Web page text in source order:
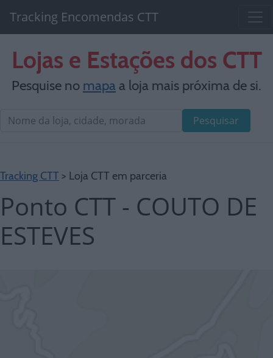
Tracking Encomendas CTT
Lojas e Estações dos CTT
Pesquise no mapaa loja mais próxima de si.
Pesquisar
Tracking CTT > Loja CTT em parceria
Ponto CTT - COUTO DE
ESTEVES